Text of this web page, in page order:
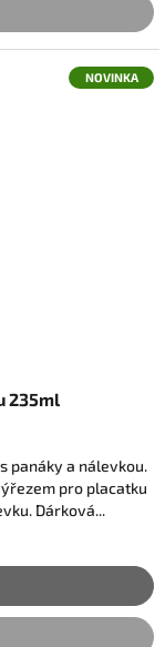
NOVINKA
235ml
panáky a nálevkou.
pro placatku
Dárková...